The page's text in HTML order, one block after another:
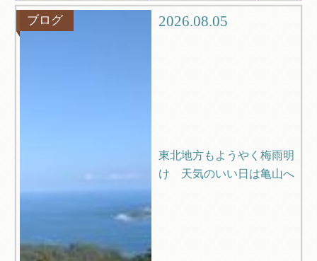
ブログ 2026.08.05
東北地方もようやく梅雨明
け 天気のいい日は亀山へ